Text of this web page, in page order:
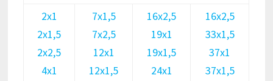
2х1
2х1,5
2х2,5
4х1
7х1,5
7х2,5
12х1
12х1,5
16х2,5
19х1
19х1,5
24х1
16х2,5
33х1,5
37х1
37х1,5